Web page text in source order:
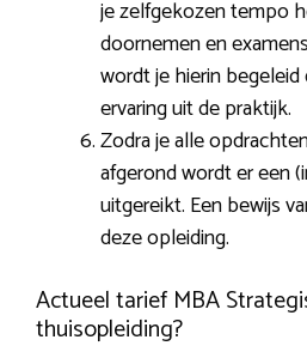
je zelfgekozen tempo
doornemen en
wordt je hierin
ervaring uit de praktijk.
Zodra je alle
afgerond wordt er een
uitgereikt. Een bewijs
deze opleiding.
Actueel tarief MBA
thuisopleiding?